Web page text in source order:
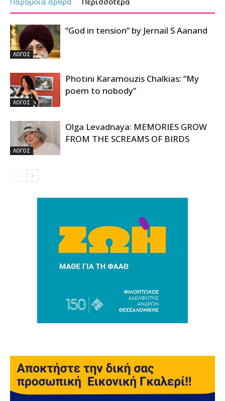
ΛΟΓΟΣ
“God in tension” by Jernail S Aanand
ΛΟΓΟΣ
Photini Karamouzis Chalkias: “My
poem to nobody”
ΛΟΓΟΣ
Olga Levadnaya: MEMORIES GROW
FROM THE SCREAMS OF BIRDS